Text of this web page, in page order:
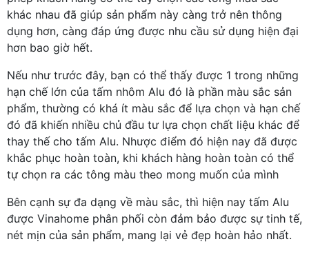
khác nhau đã giúp sản phẩm này càng trở nên thông
dụng hơn, càng đáp ứng được nhu cầu sử dụng hiện đại
hơn bao giờ hết.
Nếu như trước đây, bạn có thể thấy được 1 trong những
hạn chế lớn của tấm nhôm Alu đó là phần màu sắc sản
phẩm, thường có khá ít màu sắc để lựa chọn và hạn chế
đó đã khiến nhiều chủ đầu tư lựa chọn chất liệu khác để
thay thế cho tấm Alu. Nhược điểm đó hiện nay đã được
khắc phục hoàn toàn, khi khách hàng hoàn toàn có thể
tự chọn ra các tông màu theo mong muốn của mình
Bên cạnh sự đa dạng về màu sắc, thì hiện nay tấm Alu
được Vinahome phân phối còn đảm bảo được sự tinh tế,
nét mịn của sản phẩm, mang lại vẻ đẹp hoàn hảo nhất.